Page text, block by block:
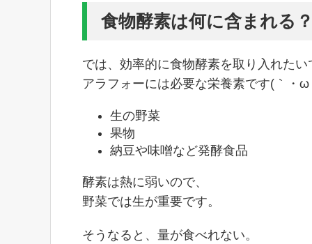
食物酵素は何に含まれる？
では、効率的に食物酵素を取り入れたい
アラフォーには必要な栄養素です(｀・ω
生の野菜
果物
納豆や味噌など発酵食品
酵素は熱に弱いので、
野菜では生が重要です。
そうなると、量が食べれない。